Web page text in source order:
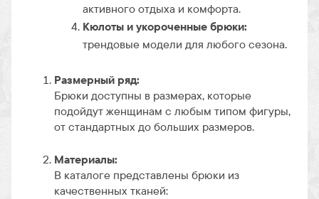
активного отдыха и комфорта.
Кюлоты и укороченные брюки:
трендовые модели для любого сезона.
Размерный ряд:
Брюки доступны в размерах, которые
подойдут женщинам с любым типом фигуры,
от стандартных до больших размеров.
Материалы:
В каталоге представлены брюки из
качественных тканей: